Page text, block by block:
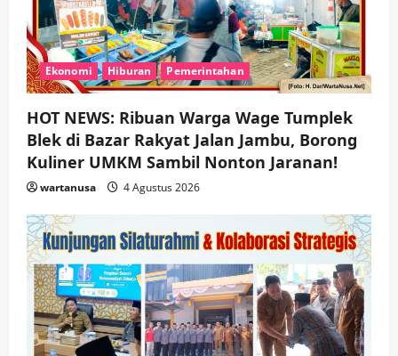
Ekonomi Hiburan Pemerintahan
HOT NEWS: Ribuan Warga Wage Tumplek
Blek di Bazar Rakyat Jalan Jambu, Borong
Kuliner UMKM Sambil Nonton Jaranan!
wartanusa 4 Agustus 2026